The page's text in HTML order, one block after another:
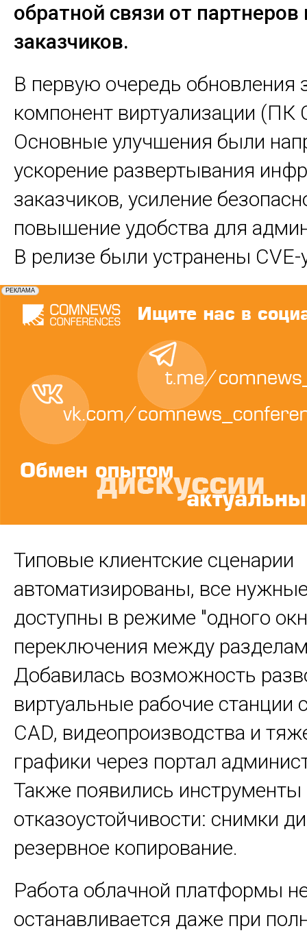
обратной связи от партнеров
заказчиков.
В первую очередь обновления
компонент виртуализации (ПК
Основные улучшения были
ускорение развертывания
заказчиков, усиление
повышение удобства для
В релизе были устранены
Типовые клиентские сценарии
автоматизированы, все
доступны в режиме "одного
переключения между
Добавилась возможность
виртуальные рабочие станции
CAD, видеопроизводства и
графики через портал
Также появились инструменты
отказоустойчивости: снимки
резервное копирование.
Работа облачной платформы
останавливается даже при